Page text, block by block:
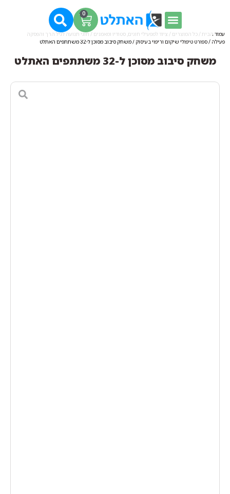
0
עמוד הבית / כל המוצרים / ציוד למפעילי חוגים, סטודיו ומאמנים / חוגי תנועה לגיל הרך והפסקה
פעילה /ספורט טיפולי שיקום וריפוי בעיסוק/ משחק סיבוב מסוכן ל-32 משתתפים האתלט
משחק סיבוב מסוכן ל-32 משתתפים האתלט